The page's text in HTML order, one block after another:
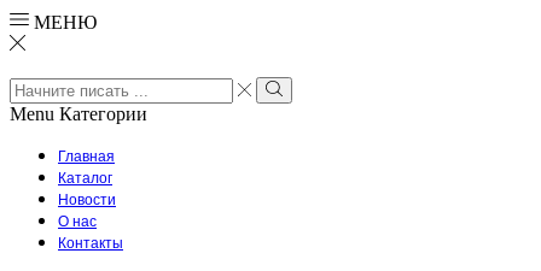
МЕНЮ
Search
input
Search
Menu Категории
Главная
Каталог
Новости
О нас
Контакты